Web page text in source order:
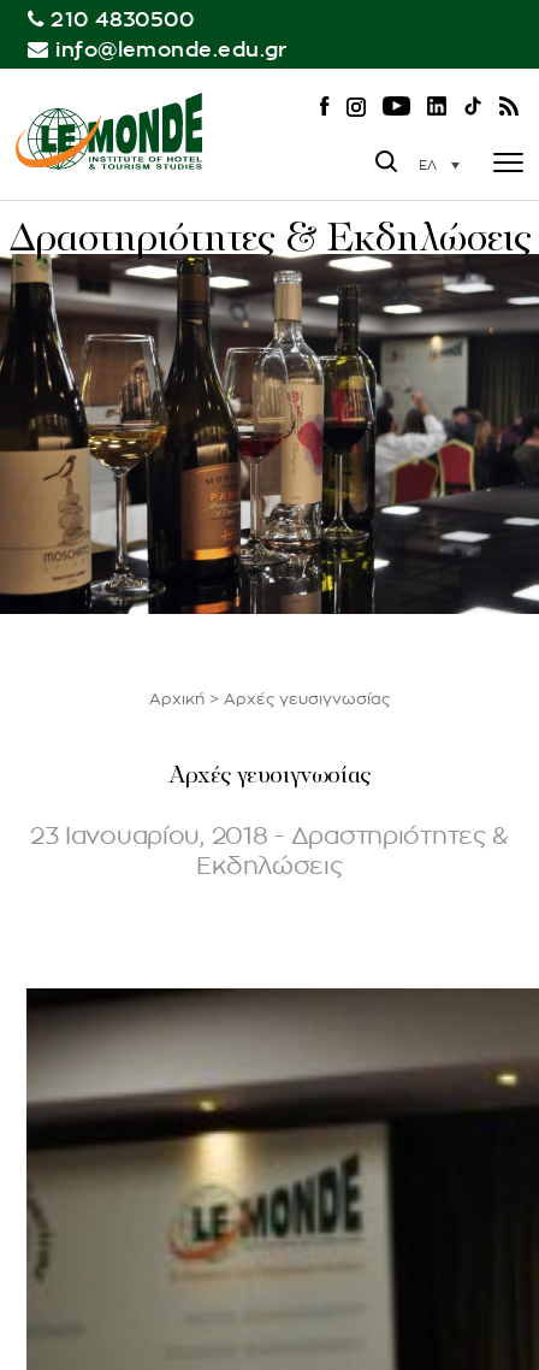
210 4830500
info@lemonde.edu.gr
ΕΛ
Δραστηριότητες & Εκδηλώσεις
Αρχική > Αρχές γευσιγνωσίας
Αρχές γευσιγνωσίας
23 Ιανουαρίου, 2018 - Δραστηριότητες &
Εκδηλώσεις